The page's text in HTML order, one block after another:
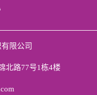
限公司
北路77号1栋4楼